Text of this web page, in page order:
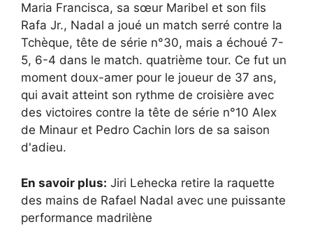
Maria Francisca, sa sœur Maribel et son fils
Rafa Jr., Nadal a joué un match serré contre la
Tchèque, tête de série n°30, mais a échoué 7-
5, 6-4 dans le match. quatrième tour. Ce fut un
moment doux-amer pour le joueur de 37 ans,
qui avait atteint son rythme de croisière avec
des victoires contre la tête de série n°10 Alex
de Minaur et Pedro Cachin lors de sa saison
d'adieu.
En savoir plus: Jiri Lehecka retire la raquette
des mains de Rafael Nadal avec une puissante
performance madrilène